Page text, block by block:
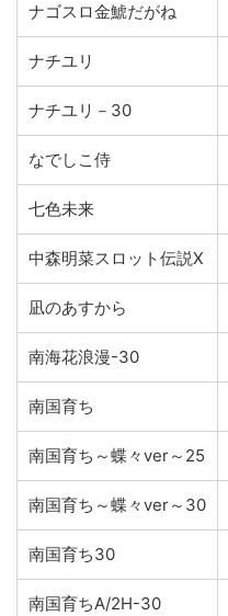
ナゴスロ金鯱だがね
ナチユリ
ナチユリ－30
なでしこ侍
七色未来
中森明菜スロット伝説X
凪のあすから
南海花浪漫-30
南国育ち
南国育ち～蝶々ver～25
南国育ち～蝶々ver～30
南国育ち30
南国育ちA/2H-30